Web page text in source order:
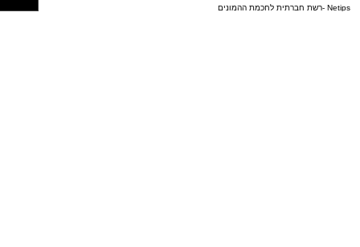
Netips -רשת חברתית לחכמת ההמונים